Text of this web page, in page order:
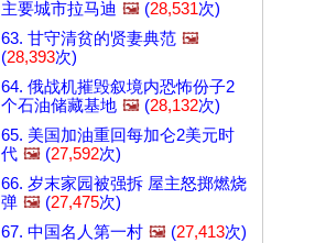
主要城市拉马迪 🖼️ (28,531次)
63. 甘守清贫的贤妻典范 🖼️
(28,393次)
64. 俄战机摧毁叙境内恐怖份子2
个石油储藏基地 🖼️ (28,132次)
65. 美国加油重回每加仑2美元时
代 🖼️ (27,592次)
66. 岁末家园被强拆 屋主怒掷燃烧
弹 🖼️ (27,475次)
67. 中国名人第一村 🖼️ (27,413次)